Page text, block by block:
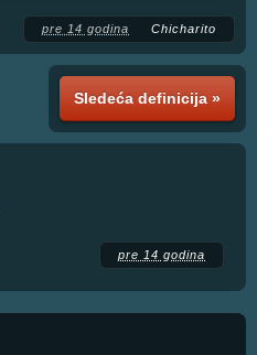
pre 14 godina Chicharito
Sledeća definicija »
pre 14 godina